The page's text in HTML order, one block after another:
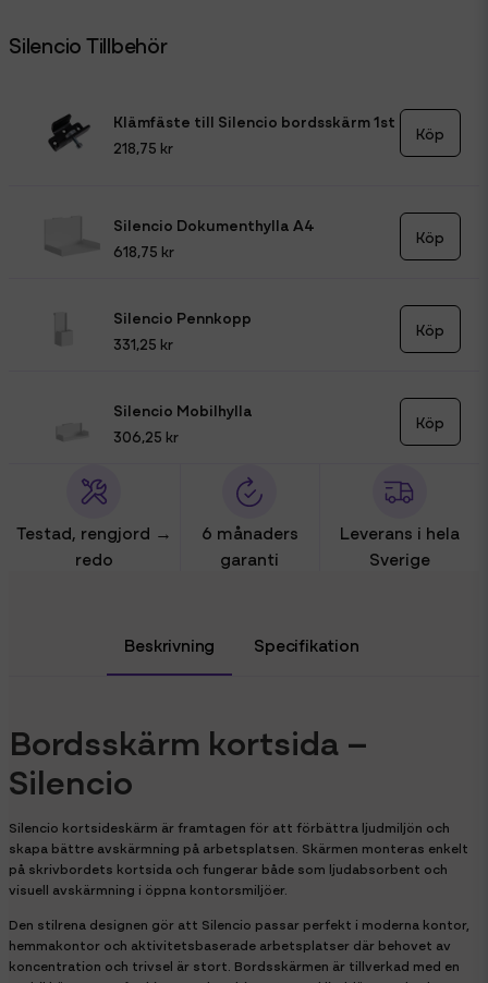
Silencio Tillbehör
Klämfäste till Silencio bordsskärm 1st
218,75 kr
Köp
Silencio Dokumenthylla A4
618,75 kr
Köp
Silencio Pennkopp
331,25 kr
Köp
Silencio Mobilhylla
306,25 kr
Köp
Testad, rengjord →
redo
6 månaders
garanti
Leverans i hela
Sverige
Beskrivning Specifikation
Bordsskärm kortsida –
Silencio
Silencio kortsideskärm är framtagen för att förbättra ljudmiljön och
skapa bättre avskärmning på arbetsplatsen. Skärmen monteras enkelt
på skrivbordets kortsida och fungerar både som ljudabsorbent och
visuell avskärmning i öppna kontorsmiljöer.
Den stilrena designen gör att Silencio passar perfekt i moderna kontor,
hemmakontor och aktivitetsbaserade arbetsplatser där behovet av
koncentration och trivsel är stort. Bordsskärmen är tillverkad med en